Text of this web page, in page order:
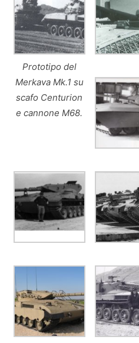
Prototipo del
Merkava Mk.1 su
scafo Centurion
e cannone M68.